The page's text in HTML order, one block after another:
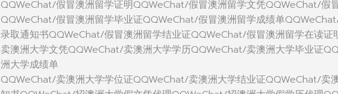
QQWeChat/假冒澳洲留学证明QQWeChat/假冒澳洲留学文凭QQWeChat/假
QQWeChat/假冒澳洲留学毕业证QQWeChat/假冒澳洲留学成绩单
录取通知书QQWeChat/假冒澳洲留学结业证QQWeChat/假冒澳洲留学在读
卖澳洲大学文凭QQWeChat/卖澳洲大学学历QQWeChat/卖澳洲大学毕业证
洲大学成绩单
QQWeChat/卖澳洲大学学位证QQWeChat/卖澳洲大学结业证QQWeChat/卖